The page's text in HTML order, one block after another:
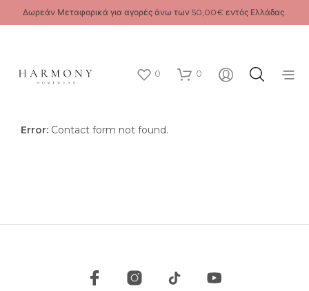
Δωρεάν Μεταφορικά για αγορές άνω των 50,00€ εντός Ελλάδας.
0 0
Error: Contact form not found.